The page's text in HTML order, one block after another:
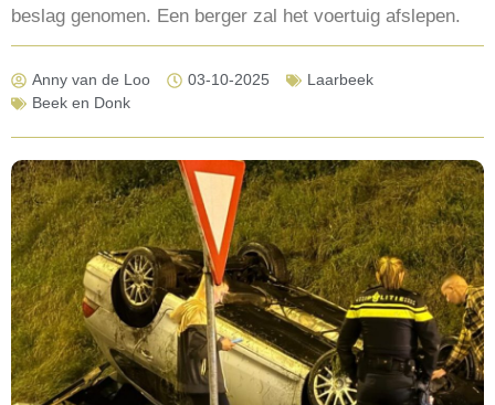
beslag genomen. Een berger zal het voertuig afslepen.
Anny van de Loo 03-10-2025
Laarbeek
Beek en Donk